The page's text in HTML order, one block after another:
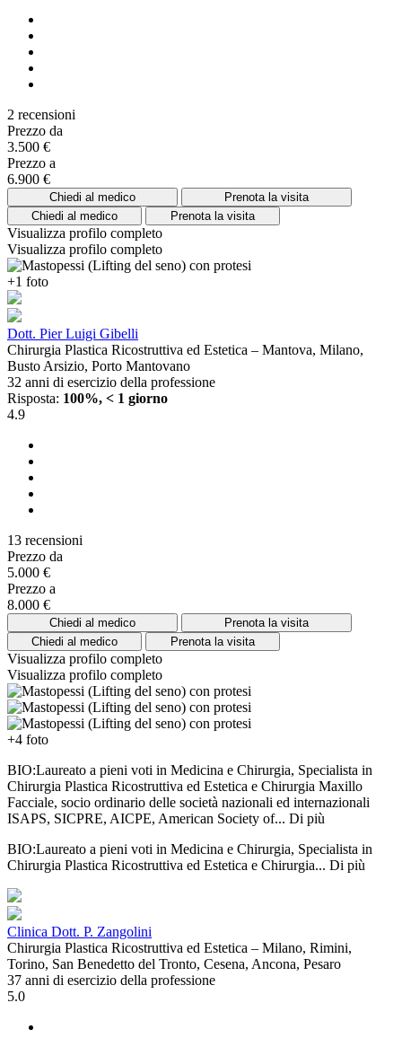
2 recensioni
Prezzo da
3.500 €
Prezzo a
6.900 €
Chiedi al medico
Prenota la visita
Chiedi al medico
Prenota la visita
Visualizza profilo completo
Visualizza profilo completo
+1 foto
Dott. Pier Luigi Gibelli
Chirurgia Plastica Ricostruttiva ed Estetica – Mantova, Milano,
Busto Arsizio, Porto Mantovano
32 anni di esercizio della professione
Risposta: 100%, < 1 giorno
4.9
13 recensioni
Prezzo da
5.000 €
Prezzo a
8.000 €
Chiedi al medico
Prenota la visita
Chiedi al medico
Prenota la visita
Visualizza profilo completo
Visualizza profilo completo
+4 foto
BIO:Laureato a pieni voti in Medicina e Chirurgia, Specialista in
Chirurgia Plastica Ricostruttiva ed Estetica e Chirurgia Maxillo
Facciale, socio ordinario delle società nazionali ed internazionali
ISAPS, SICPRE, AICPE, American Society of... Di più
BIO:Laureato a pieni voti in Medicina e Chirurgia, Specialista in
Chirurgia Plastica Ricostruttiva ed Estetica e Chirurgia... Di più
Clinica Dott. P. Zangolini
Chirurgia Plastica Ricostruttiva ed Estetica – Milano, Rimini,
Torino, San Benedetto del Tronto, Cesena, Ancona, Pesaro
37 anni di esercizio della professione
5.0